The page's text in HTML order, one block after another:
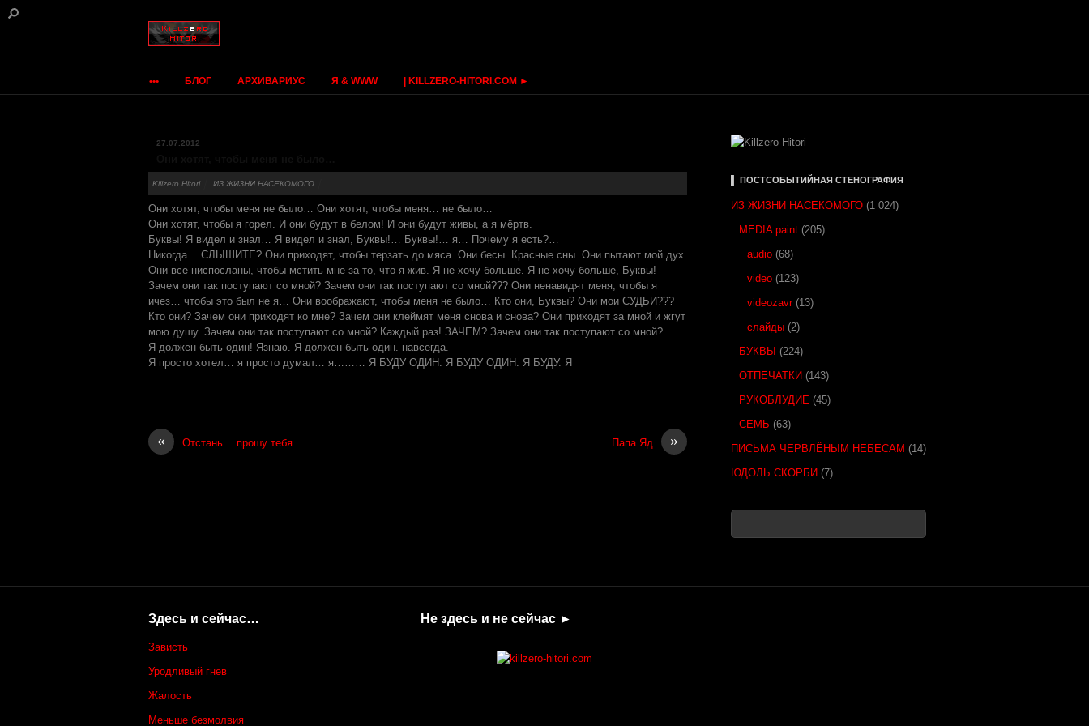
••• БЛОГ АРХИВАРИУС Я & WWW | KILLZERO-HITORI.COM ►
27.07.2012
Killzero Hitori ИЗ ЖИЗНИ НАСЕКОМОГО
Они хотят, чтобы меня не было… Они хотят, чтобы меня… не было…
Они хотят, чтобы я горел. И они будут в белом! И они будут живы, а я мёртв.
Буквы! Я видел и знал… Я видел и знал, Буквы!… Буквы!… я… Почему я есть?…
Никогда… СЛЫШИТЕ? Они приходят, чтобы терзать до мяса. Они бесы. Красные сны. Они пытают мой дух.
Они все ниспосланы, чтобы мстить мне за то, что я жив. Я не хочу больше. Я не хочу больше, Буквы!
Зачем они так поступают со мной? Зачем они так поступают со мной??? Они ненавидят меня, чтобы я
ичез… чтобы это был не я… Они воображают, чтобы меня не было… Кто они, Буквы? Они мои СУДЬИ???
Кто они? Зачем они приходят ко мне? Зачем они клеймят меня снова и снова? Они приходят за мной и жгут
мою душу. Зачем они так поступают со мной? Каждый раз! ЗАЧЕМ? Зачем они так поступают со мной?
Я должен быть один! Язнаю. Я должен быть один. навсегда.
Я просто хотел… я просто думал… я……… Я БУДУ ОДИН. Я БУДУ ОДИН. Я БУДУ. Я
« Отстань… прошу тебя… »
Папа Яд
▌ ПОСТСОБЫТИЙНАЯ СТЕНОГРАФИЯ
ИЗ ЖИЗНИ НАСЕКОМОГО(1 024)
MEDIA paint(205)
audio(68)
video(123)
videozavr(13)
слайды(2)
БУКВЫ (224)
ОТПЕЧАТКИ (143)
РУКОБЛУДИЕ (45)
СЕМЬ (63)
ПИСЬМА ЧЕРВЛЁНЫМ НЕБЕСАМ (14)
ЮДОЛЬ СКОРБИ (7)
Здесь и сейчас…
Зависть
Уродливый гнев
Жалость
Меньше безмолвия
Не здесь и не сейчас ►